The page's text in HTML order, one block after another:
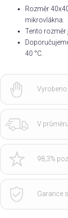
Rozměr
mikrovlákna.
Tento rozměr
40 °C.
Vyrobeno
V
98,3%
Garance